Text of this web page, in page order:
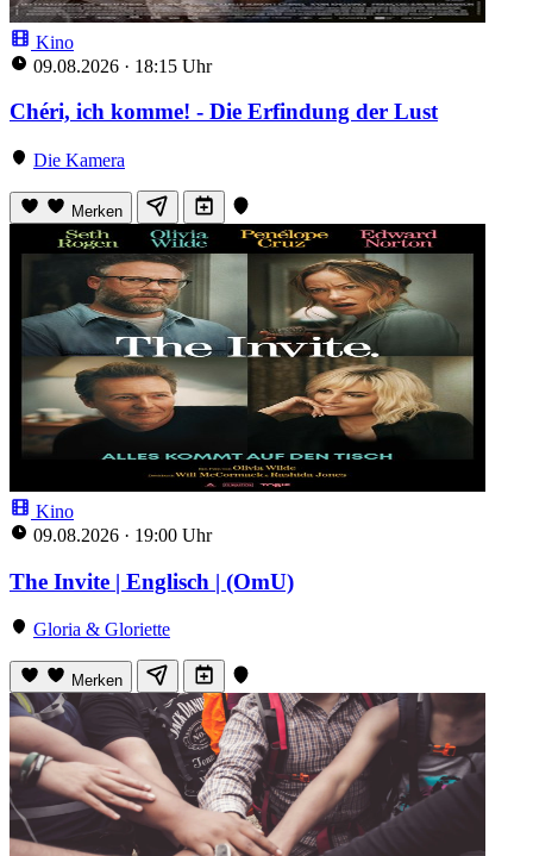
Kino
09.08.2026 · 18:15 Uhr
Chéri, ich komme! - Die Erfindung der Lust
Die Kamera
Merken
Kino
09.08.2026 · 19:00 Uhr
The Invite | Englisch | (OmU)
Gloria & Gloriette
Merken